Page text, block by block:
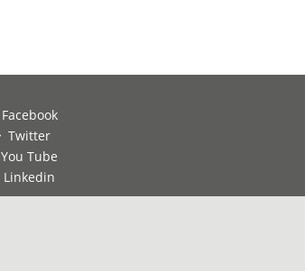
Facebook
Twitter
You Tube
Linkedin